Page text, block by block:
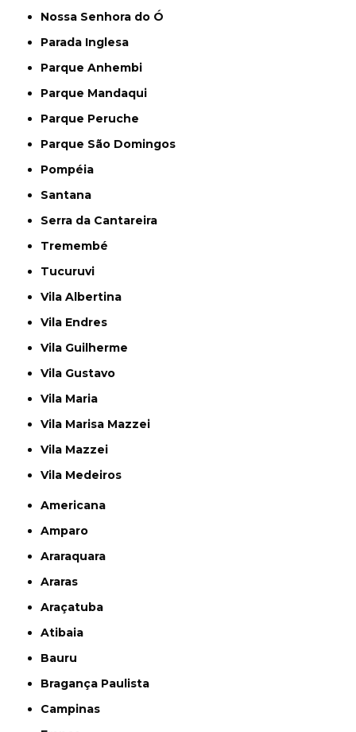
Nossa Senhora do Ó
Parada Inglesa
Parque Anhembi
Parque Mandaqui
Parque Peruche
Parque São Domingos
Pompéia
Santana
Serra da Cantareira
Tremembé
Tucuruvi
Vila Albertina
Vila Endres
Vila Guilherme
Vila Gustavo
Vila Maria
Vila Marisa Mazzei
Vila Mazzei
Vila Medeiros
Americana
Amparo
Araraquara
Araras
Araçatuba
Atibaia
Bauru
Bragança Paulista
Campinas